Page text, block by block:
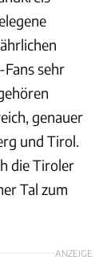
sehr
genauer
und Tirol.
die Tiroler
Tal zum
ANZEIGE